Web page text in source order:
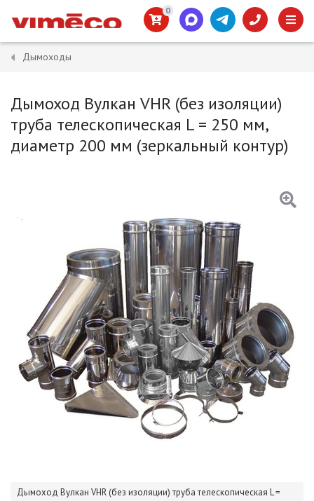
0
Дымоходы
Дымоход Вулкан VHR (без изоляции)
труба телескопическая L = 250 мм,
диаметр 200 мм (зеркальный контур)
Дымоход Вулкан VHR (без изоляции) труба телескопическая L =